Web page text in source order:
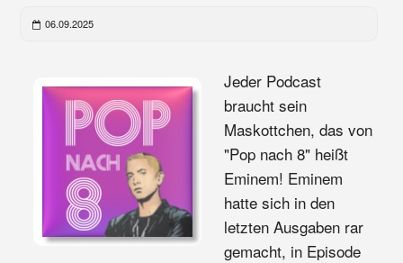
06.09.2025
Jeder Podcast
braucht sein
Maskottchen, das von
"Pop nach 8" heißt
Eminem! Eminem
hatte sich in den
letzten Ausgaben rar
gemacht, in Episode